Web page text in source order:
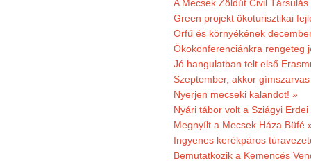
A Mecsek Zöldút Civil
Green projekt ökoturisztikai
Orfű és környékének
Ökokonferenciánkra rengeteg
Jó hangulatban telt első
Szeptember, akkor
Nyerjen mecseki kalandot! »
Nyári tábor volt a Sziágyi
Megnyílt a Mecsek Háza Büfé
Ingyenes kerékpáros
Bemutatkozik a Kemencés